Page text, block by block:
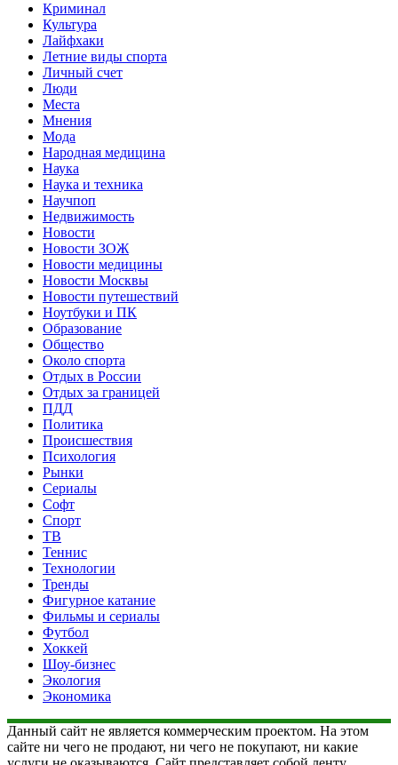
Криминал
Культура
Лайфхаки
Летние виды спорта
Личный счет
Люди
Места
Мнения
Мода
Народная медицина
Наука
Наука и техника
Научпоп
Недвижимость
Новости
Новости ЗОЖ
Новости медицины
Новости Москвы
Новости путешествий
Ноутбуки и ПК
Образование
Общество
Около спорта
Отдых в России
Отдых за границей
ПДД
Политика
Происшествия
Психология
Рынки
Сериалы
Софт
Спорт
ТВ
Теннис
Технологии
Тренды
Фигурное катание
Фильмы и сериалы
Футбол
Хоккей
Шоу-бизнес
Экология
Экономика
Данный сайт не является коммерческим проектом. На этом
сайте ни чего не продают, ни чего не покупают, ни какие